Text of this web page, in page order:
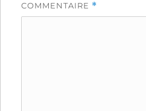
COMMENTAIRE *